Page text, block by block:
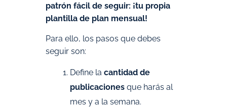
patrón fácil de seguir: ¡tu propia
plantilla de plan mensual!
Para ello, los pasos que debes
seguir son:
Define la cantidad de
publicaciones que harás al
mes y a la semana.